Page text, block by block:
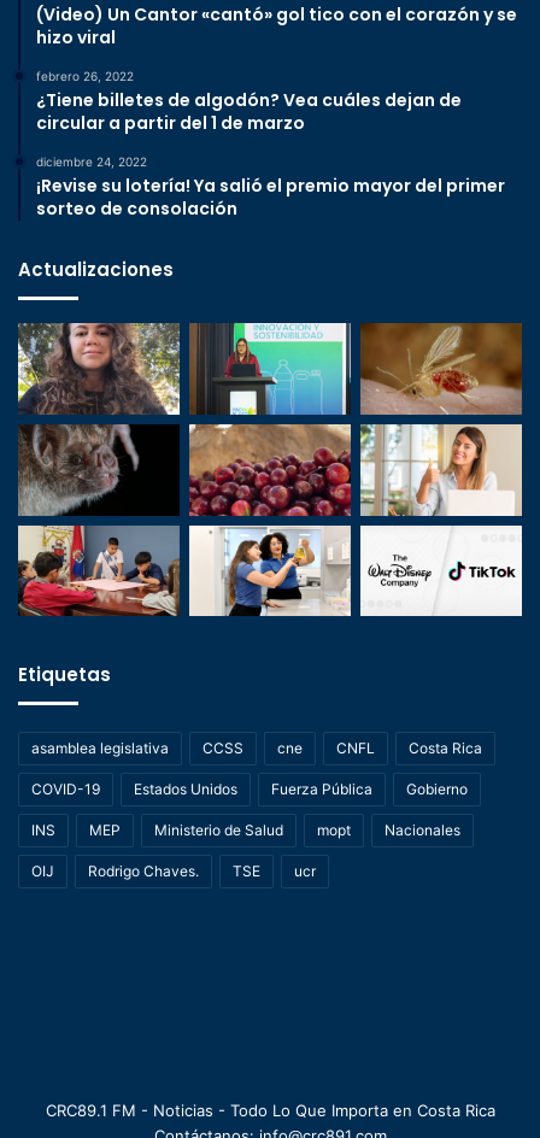
(Video) Un Cantor «cantó» gol tico con el corazón y se
hizo viral
febrero 26, 2022
¿Tiene billetes de algodón? Vea cuáles dejan de
circular a partir del 1 de marzo
diciembre 24, 2022
¡Revise su lotería! Ya salió el premio mayor del primer
sorteo de consolación
Actualizaciones
Etiquetas
asamblea legislativa CCSS cne CNFL Costa Rica
COVID-19 Estados Unidos Fuerza Pública Gobierno
INS MEP Ministerio de Salud mopt Nacionales
OIJ Rodrigo Chaves. TSE ucr
CRC89.1 FM - Noticias - Todo Lo Que Importa en Costa Rica